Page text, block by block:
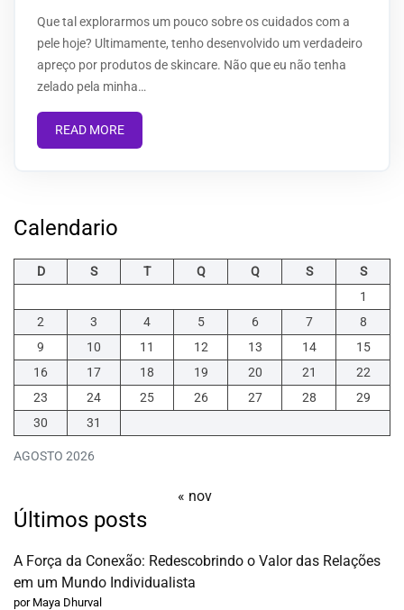
Que tal explorarmos um pouco sobre os cuidados com a
pele hoje? Ultimamente, tenho desenvolvido um verdadeiro
apreço por produtos de skincare. Não que eu não tenha
zelado pela minha…
READ MORE
Calendario
AGOSTO 2026
D S T Q Q S
S
1
2
3 4 5 6 7
8
9
10 11 12 13 14
15
16
17 18 19 20 21
22
23
24 25 26 27 28
29
30
31
« nov
Últimos posts
A Força da Conexão: Redescobrindo o Valor das Relações
em um Mundo Individualista
por Maya Dhurval